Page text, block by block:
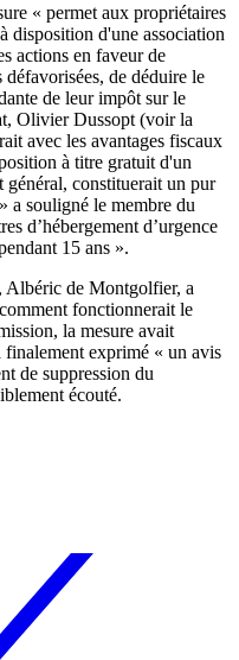
« permet aux propriétaires
disposition d'une association
actions en faveur de
de déduire le
de leur impôt sur le
Olivier Dussopt (voir la
avec les avantages fiscaux
à titre gratuit d'un
constituerait un pur
a souligné le membre du
d’hébergement d’urgence
15 ans ».
Albéric de Montgolfier, a
fonctionnerait le
la mesure avait
finalement exprimé « un avis
de suppression du
écouté.